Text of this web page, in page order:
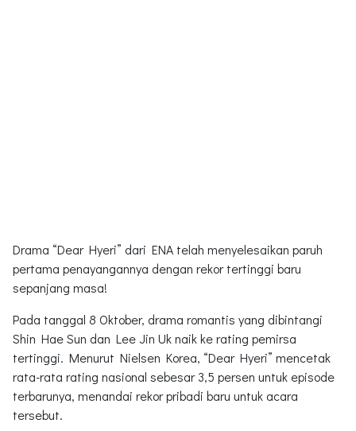
Drama “Dear Hyeri” dari ENA telah menyelesaikan paruh
pertama penayangannya dengan rekor tertinggi baru
sepanjang masa!
Pada tanggal 8 Oktober, drama romantis yang dibintangi
Shin Hae Sun dan Lee Jin Uk naik ke rating pemirsa
tertinggi. Menurut Nielsen Korea, “Dear Hyeri” mencetak
rata-rata rating nasional sebesar 3,5 persen untuk episode
terbarunya, menandai rekor pribadi baru untuk acara
tersebut.